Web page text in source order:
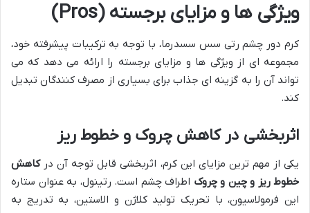
ویژگی ها و مزایای برجسته (Pros)
کرم دور چشم رتی سس سسدرما، با توجه به ترکیبات پیشرفته خود،
مجموعه ای از ویژگی ها و مزایای برجسته را ارائه می دهد که می
تواند آن را به گزینه ای جذاب برای بسیاری از مصرف کنندگان تبدیل
کند.
اثربخشی در کاهش چروک و خطوط ریز
یکی از مهم ترین مزایای این کرم، اثربخشی قابل توجه آن درکاهش
خطوط ریز و چین و چروک اطراف چشم است. رتینول، به عنوان ستاره
این فرمولاسیون، با تحریک تولید کلاژن و الاستین، به تدریج به